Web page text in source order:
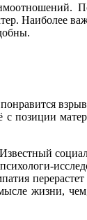
Наиболее
позиции
жизни,